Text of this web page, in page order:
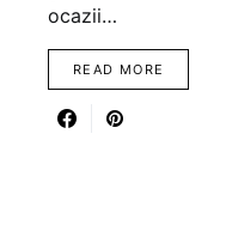
ocazii…
READ MORE